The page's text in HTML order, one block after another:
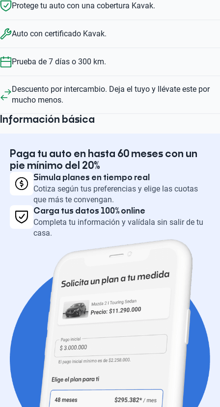
Protege tu auto con una cobertura Kavak.
Auto con certificado Kavak.
Prueba de 7 días o 300 km.
Descuento por intercambio. Deja el tuyo y llévate este por
mucho menos.
Información básica
Paga tu auto en hasta 60 meses con un
pie mínimo del 20%
Simula planes en tiempo real
Cotiza según tus preferencias y elige las cuotas
que más te convengan.
Carga tus datos 100% online
Completa tu información y valídala sin salir de tu
casa.